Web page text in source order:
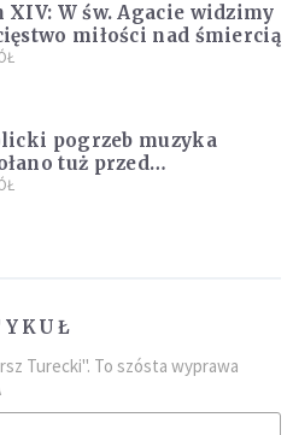
XIV: W św. Agacie widzimy
miłości nad śmiercią
pogrzeb muzyka
tuż przed
Powodem była
Turecki". To szósta wyprawa